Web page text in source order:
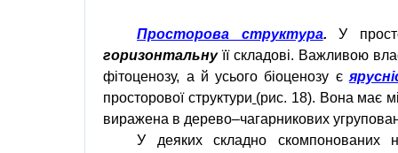
Просторова структура.
У
горизонтальнуїї складові. Важливою
фітоценозу, а й усього біоценозу є
просторової структури (рис. 18). Вона має
виражена в дерево–чагарникових
У деяких складно скомпонованих